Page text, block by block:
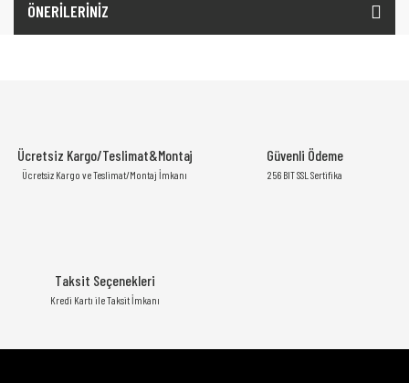
ÖNERİLERİNİZ
Ücretsiz Kargo/Teslimat&Montaj
Ücretsiz Kargo ve Teslimat/Montaj İmkanı
Güvenli Ödeme
256 BIT SSL Sertifika
Taksit Seçenekleri
Kredi Kartı ile Taksit İmkanı